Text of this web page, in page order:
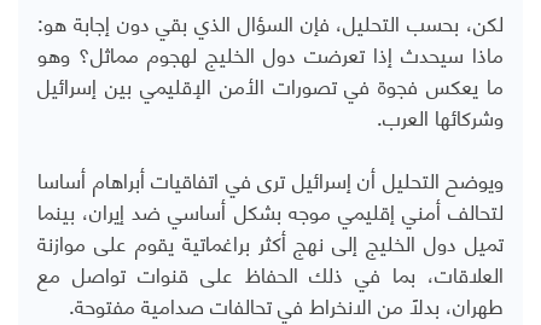
لكن، بحسب التحليل، فإن السؤال الذي بقي دون إجابة هو:
ماذا سيحدث إذا تعرضت دول الخليج لهجوم مماثل؟ وهو
ما يعكس فجوة في تصورات الأمن الإقليمي بين إسرائيل
وشركائها العرب.
ويوضح التحليل أن إسرائيل ترى في اتفاقيات أبراهام أساسا
لتحالف أمني إقليمي موجه بشكل أساسي ضد إيران، بينما
تميل دول الخليج إلى نهج أكثر براغماتية يقوم على موازنة
العلاقات، بما في ذلك الحفاظ على قنوات تواصل مع
طهران، بدلاً من الانخراط في تحالفات صدامية مفتوحة.